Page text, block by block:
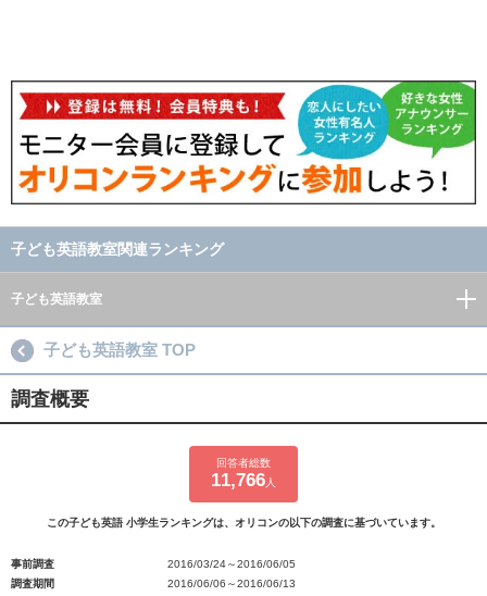
子ども英語教室関連ランキング
子ども英語教室
子ども英語教室 TOP
調査概要
回答者総数
11,766 人
この子ども英語 小学生ランキングは、オリコンの以下の調査に基づいています。
事前調査
2016/03/24～2016/06/05
調査期間
2016/06/06～2016/06/13